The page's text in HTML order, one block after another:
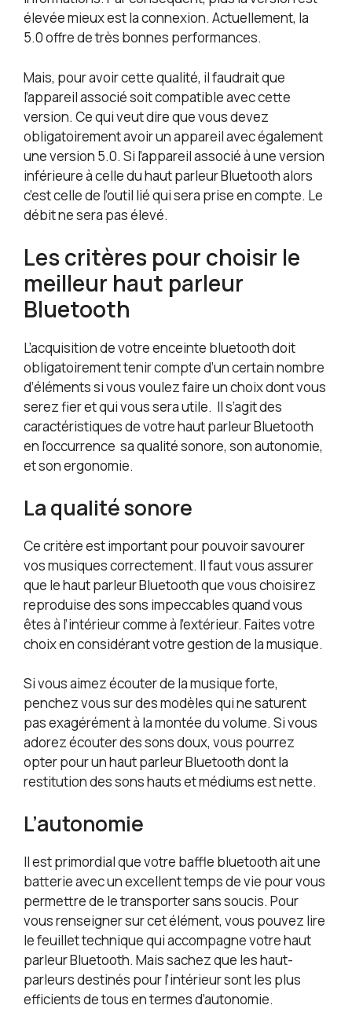
élevée mieux est la connexion. Actuellement, la
5.0 offre de très bonnes performances.
Mais, pour avoir cette qualité, il faudrait que
l’appareil associé soit compatible avec cette
version. Ce qui veut dire que vous devez
obligatoirement avoir un appareil avec également
une version 5.0. Si l’appareil associé à une version
inférieure à celle du haut parleur Bluetooth alors
c’est celle de l’outil lié qui sera prise en compte. Le
débit ne sera pas élevé.
Les critères pour choisir le
meilleur haut parleur
Bluetooth
L’acquisition de votre enceinte bluetooth doit
obligatoirement tenir compte d’un certain nombre
d’éléments si vous voulez faire un choix dont vous
serez fier et qui vous sera utile. Il s’agit des
caractéristiques de votre haut parleur Bluetooth
en l’occurrence sa qualité sonore, son autonomie,
et son ergonomie.
La qualité sonore
Ce critère est important pour pouvoir savourer
vos musiques correctement. Il faut vous assurer
que le haut parleur Bluetooth que vous choisirez
reproduise des sons impeccables quand vous
êtes à l’intérieur comme à l’extérieur. Faites votre
choix en considérant votre gestion de la musique.
Si vous aimez écouter de la musique forte,
penchez vous sur des modèles qui ne saturent
pas exagérément à la montée du volume. Si vous
adorez écouter des sons doux, vous pourrez
opter pour un haut parleur Bluetooth dont la
restitution des sons hauts et médiums est nette.
L’autonomie
Il est primordial que votre baffle bluetooth ait une
batterie avec un excellent temps de vie pour vous
permettre de le transporter sans soucis. Pour
vous renseigner sur cet élément, vous pouvez lire
le feuillet technique qui accompagne votre haut
parleur Bluetooth. Mais sachez que les haut-
parleurs destinés pour l’intérieur sont les plus
efficients de tous en termes d’autonomie.